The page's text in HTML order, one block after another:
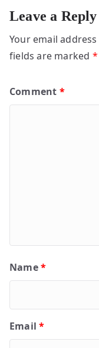
Leave a Reply
Your email
fields are marked *
Comment *
Name*
Email*